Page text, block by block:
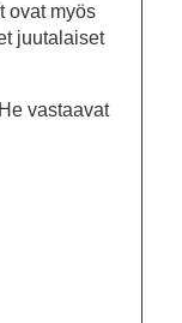
ovat myös
juutalaiset
vastaavat